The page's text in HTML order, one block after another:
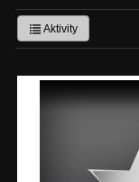
Aktivity